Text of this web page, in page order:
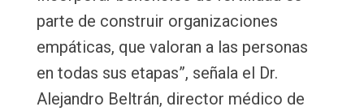
parte de construir organizaciones
empáticas, que valoran a las personas
en todas sus etapas”, señala el Dr.
Alejandro Beltrán, director médico de